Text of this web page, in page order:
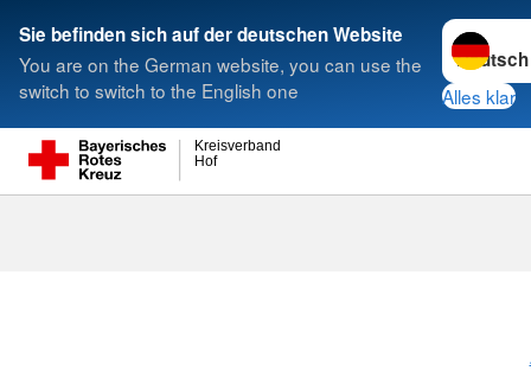
Sie befinden sich auf der deutschen Website
You are on the German website, you can use the
switch to switch to the English one
Sprache
Alles klar
Hof
Kreisverband
Suche